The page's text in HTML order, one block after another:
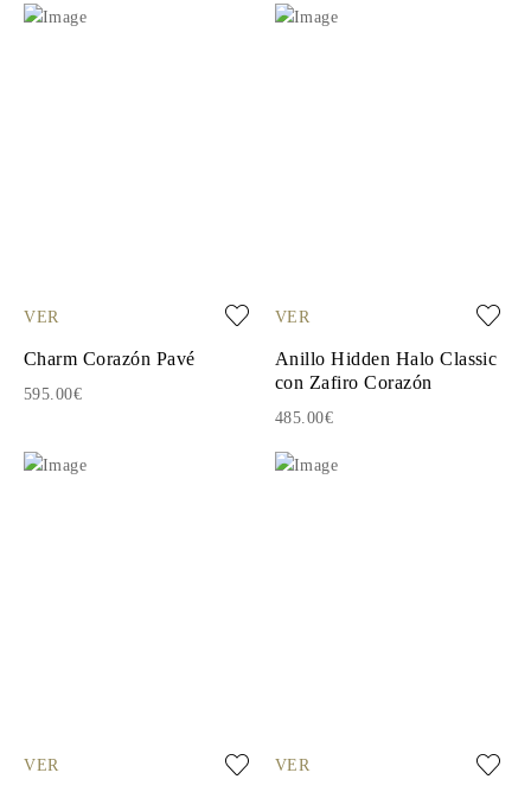
VER
Charm Corazón Pavé
595.00€
VER
Anillo Hidden Halo Classic
con Zafiro Corazón
485.00€
VER VER